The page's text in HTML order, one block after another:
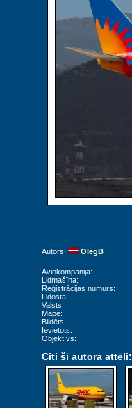
Autors: OlegB
Aviokompānija:
Lidmašīna:
Reģistrācijas numurs:
Lidosta:
Valsts:
Mape:
Bildēts:
Ievietots:
Objektīvs:
Citi šī autora attēli: